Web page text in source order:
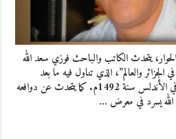
يتحدث الكاتب والباحث فوزي سعد الله
والعالم”، الذي تناول فيه ما بعد
سقوط غرناطة آخر معاقل المسلمين في الأندلس سنة 1492م. كما يتحدث عن دوافعه
الله يسرد في معرض …